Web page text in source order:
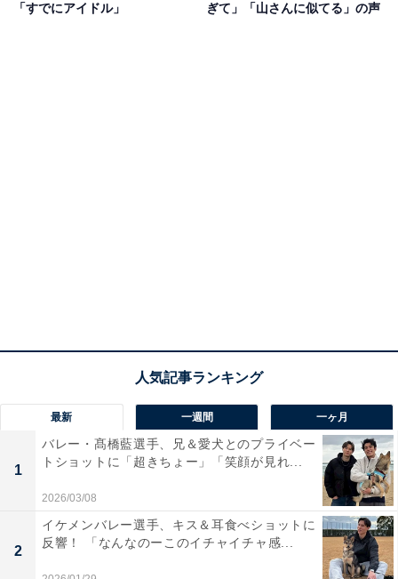
「すでにアイドル」
ぎて」「山さんに似てる」の声
最新 一週間 一ヶ月
1
バレー・髙橋藍選手、兄＆愛犬とのプライベー
トショットに「超きちょー」「笑顔が見れ...
2026/03/08
2
イケメンバレー選手、キス＆耳食べショットに
反響！ 「なんなのーこのイチャイチャ感...